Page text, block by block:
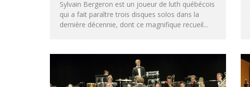
Sylvain Bergeron est un joueur de luth québécois
qui a fait paraître trois disques solos dans la
dernière décennie, dont ce magnifique recueil...